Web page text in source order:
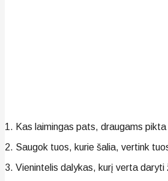
1. Kas laimingas pats, draugams pikta
2. Saugok tuos, kurie šalia, vertink
3. Vienintelis dalykas, kurį verta